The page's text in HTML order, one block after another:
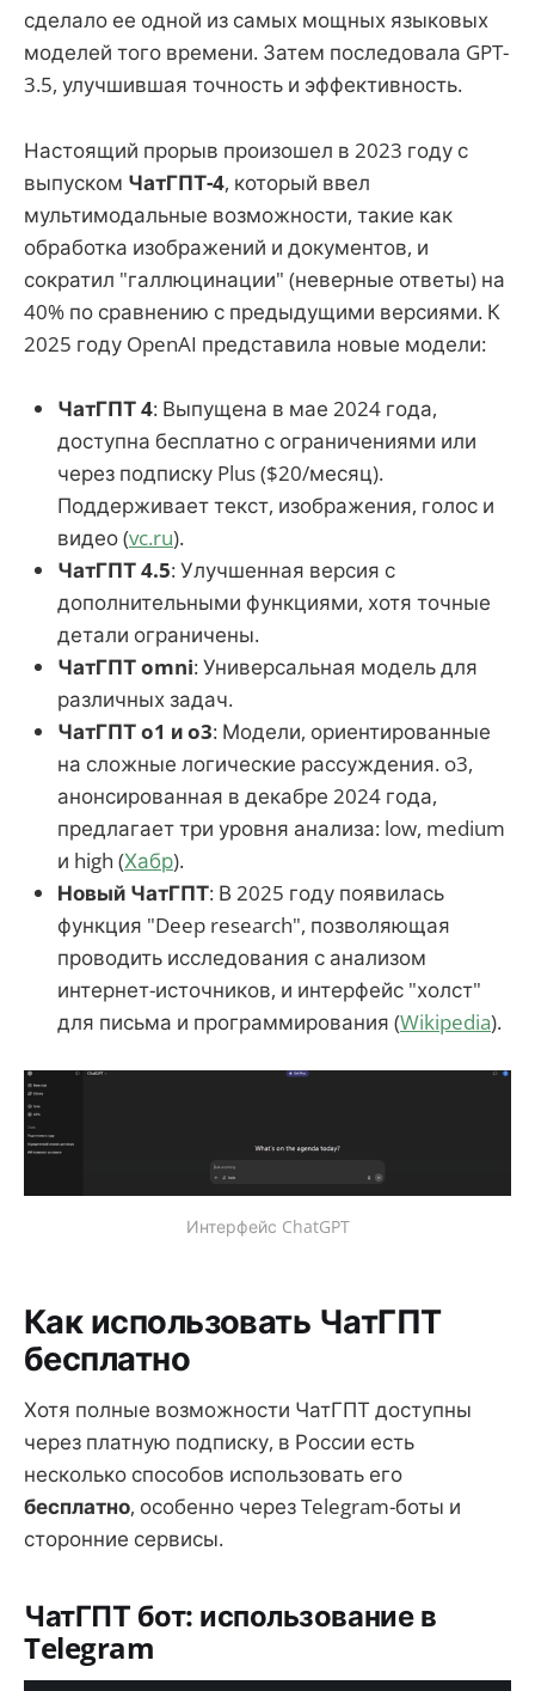
сделало ее одной из самых мощных языковых
моделей того времени. Затем последовала GPT-
3.5, улучшившая точность и эффективность.
Настоящий прорыв произошел в 2023 году с
выпуском ЧатГПТ-4, который ввел
мультимодальные возможности, такие как
обработка изображений и документов, и
сократил "галлюцинации" (неверные ответы) на
40% по сравнению с предыдущими версиями. К
2025 году OpenAI представила новые модели:
ЧатГПТ 4: Выпущена в мае 2024 года,
доступна бесплатно с ограничениями или
через подписку Plus ($20/месяц).
Поддерживает текст, изображения, голос и
видео (vc.ru).
ЧатГПТ 4.5: Улучшенная версия с
дополнительными функциями, хотя точные
детали ограничены.
ЧатГПТ omni: Универсальная модель для
различных задач.
ЧатГПТ o1 и o3: Модели, ориентированные
на сложные логические рассуждения. o3,
анонсированная в декабре 2024 года,
предлагает три уровня анализа: low, medium
и high (Хабр).
Новый ЧатГПТ: В 2025 году появилась
функция "Deep research", позволяющая
проводить исследования с анализом
интернет-источников, и интерфейс "холст"
для письма и программирования (Wikipedia).
Интерфейс ChatGPT
Как использовать ЧатГПТ
бесплатно
Хотя полные возможности ЧатГПТ доступны
через платную подписку, в России есть
несколько способов использовать его
бесплатно, особенно через Telegram-боты и
сторонние сервисы.
ЧатГПТ бот: использование в
Telegram